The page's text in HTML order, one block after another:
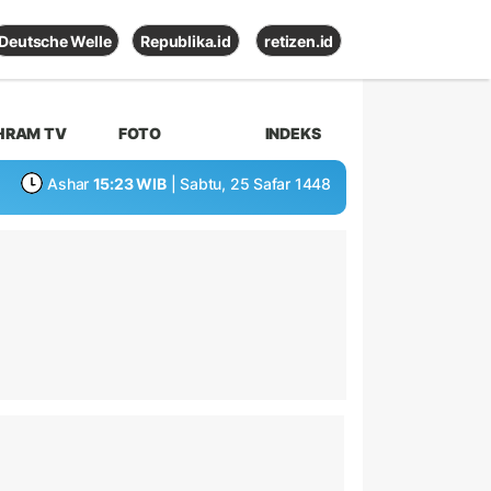
Deutsche Welle Republika.id retizen.id
TV FOTO INDEKS
Ashar 15:23 WIB | Sabtu, 25 Safar 1448